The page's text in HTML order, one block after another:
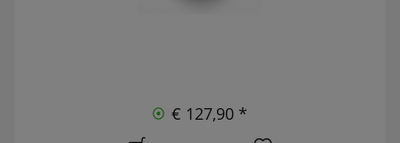
€ 127,90 *